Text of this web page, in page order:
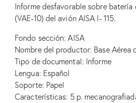
Informe desfavorable sobre
(VAE-10) del avión AISA I- 115.
Fondo sección: AISA
Nombre del productor: Base Aérea
Tipo de documental: Informe
Lengua: Español
Soporte: Papel
Características: 5 p.